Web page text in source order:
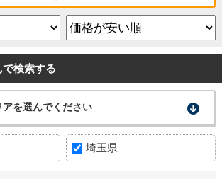
検索する
アを選んでください
埼玉県